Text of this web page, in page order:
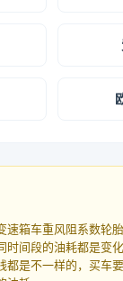
箱车重风阻系数轮胎
时间段的油耗都是变
都是不一样的，买车